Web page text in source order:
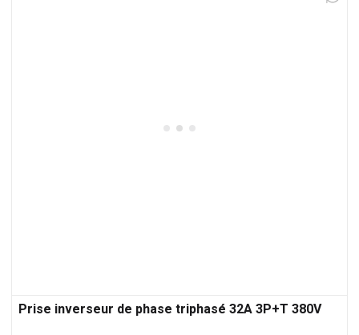
Prise inverseur de phase triphasé 32A 3P+T 380V